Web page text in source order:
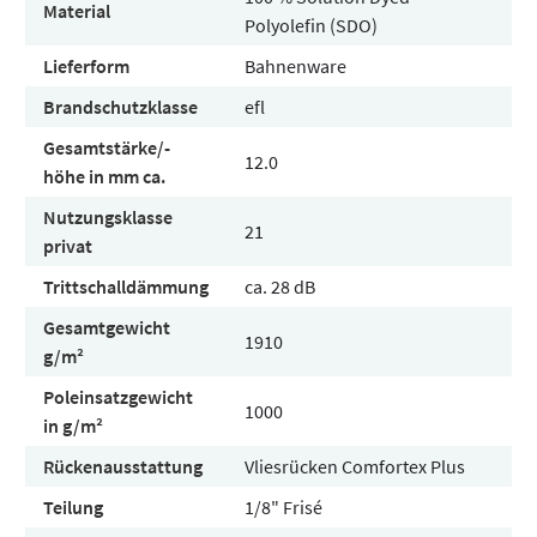
Material
Polyolefin (SDO)
Lieferform
Bahnenware
Brandschutzklasse
efl
Gesamtstärke/-
höhe in mm ca.
12.0
Nutzungsklasse
privat
21
Trittschalldämmung
ca. 28 dB
Gesamtgewicht
g/m²
1910
Poleinsatzgewicht
in g/m²
1000
Rückenausstattung
Vliesrücken Comfortex Plus
Teilung
1/8" Frisé